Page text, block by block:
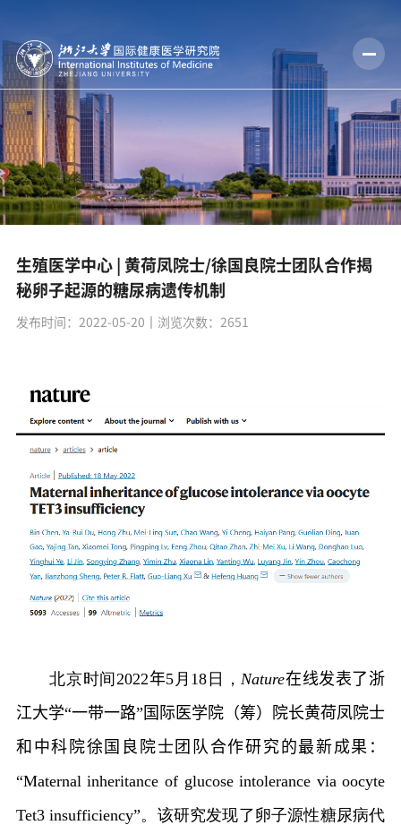
生殖医学中心 | 黄荷凤院士/徐国良院士团队合作揭
秘卵子起源的糖尿病遗传机制
发布时间：2022-05-20 丨浏览次数： 2651
北京时间2022年5 月 18 日， Nature在线发表了浙
江大学“一带一路”国际医学院（筹）院长黄荷凤院士
和中科院徐国良院士团队 合作研究的最新成果：
“Maternal inheritance of glucose intolerance via oocyte
Tet3 insufficiency”。该研究发现了卵子源性糖尿病代